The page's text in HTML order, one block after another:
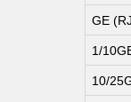
GE (
1/
10/